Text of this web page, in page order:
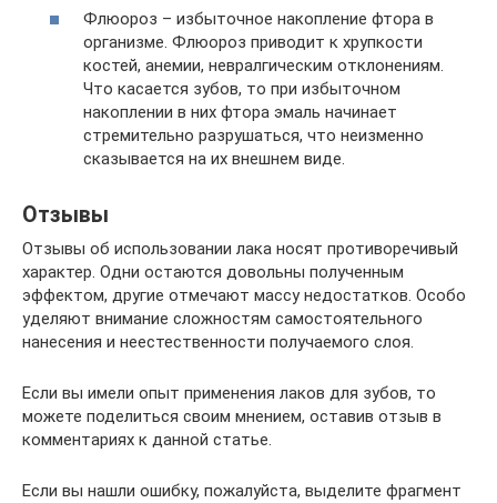
Флюороз – избыточное накопление фтора в
организме. Флюороз приводит к хрупкости
костей, анемии, невралгическим отклонениям.
Что касается зубов, то при избыточном
накоплении в них фтора эмаль начинает
стремительно разрушаться, что неизменно
сказывается на их внешнем виде.
Отзывы
Отзывы об использовании лака носят противоречивый
характер. Одни остаются довольны полученным
эффектом, другие отмечают массу недостатков. Особо
уделяют внимание сложностям самостоятельного
нанесения и неестественности получаемого слоя.
Если вы имели опыт применения лаков для зубов, то
можете поделиться своим мнением, оставив отзыв в
комментариях к данной статье.
Если вы нашли ошибку, пожалуйста, выделите фрагмент